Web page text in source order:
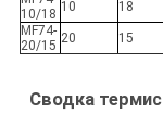
10/18 10 18
MF74-
20/15 20 15
Сводка